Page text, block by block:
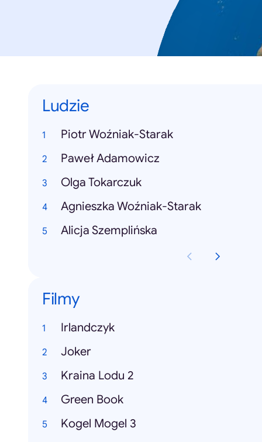
Ludzie
Piotr Woźniak-Starak
Paweł Adamowicz
Olga Tokarczuk
Agnieszka Woźniak-Starak
Alicja Szemplińska
Filmy
Irlandczyk
Joker
Kraina Lodu 2
Green Book
Kogel Mogel 3